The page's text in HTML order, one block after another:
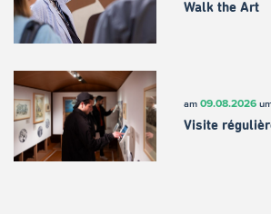
Walk the Art
am 09.08.2026
Visite